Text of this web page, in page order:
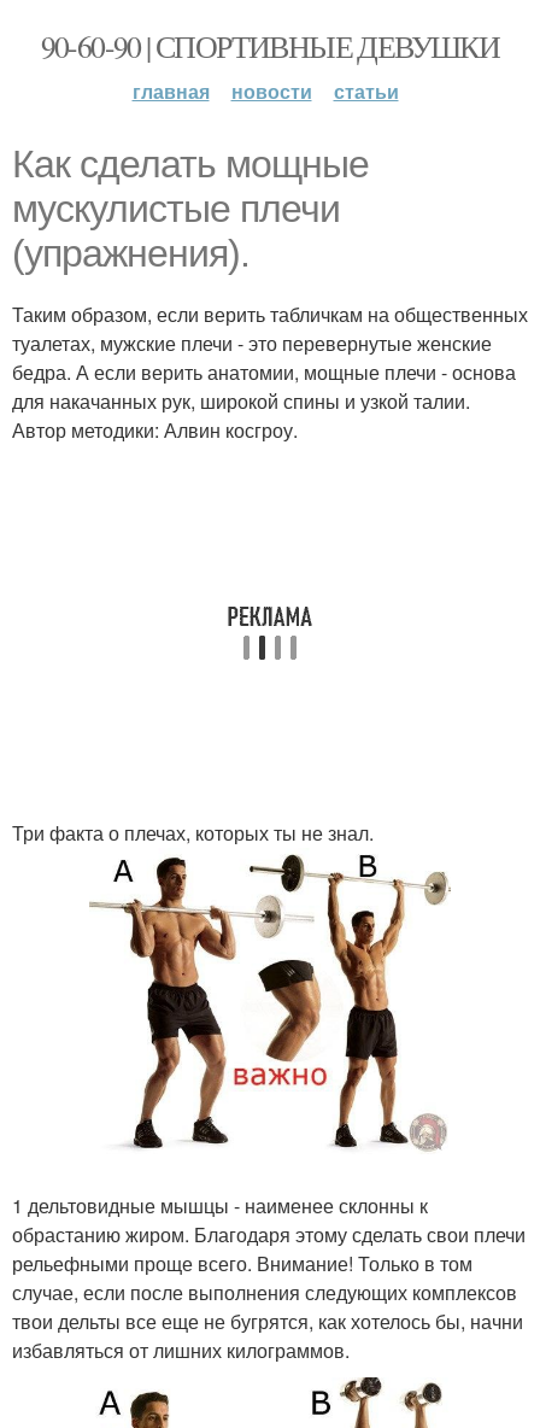
90-60-90 | СПОРТИВНЫЕ ДЕВУШКИ
главная новости статьи
Как сделать мощные
мускулистые плечи
(упражнения).
Таким образом, если верить табличкам на общественных
туалетах, мужские плечи - это перевернутые женские
бедра. А если верить анатомии, мощные плечи - основа
для накачанных рук, широкой спины и узкой талии.
Автор методики: Алвин косгроу.
Три факта о плечах, которых ты не знал.
1 дельтовидные мышцы - наименее склонны к
обрастанию жиром. Благодаря этому сделать свои плечи
рельефными проще всего. Внимание! Только в том
случае, если после выполнения следующих комплексов
твои дельты все еще не бугрятся, как хотелось бы, начни
избавляться от лишних килограммов.